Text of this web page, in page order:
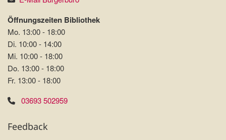
Öffnungszeiten Bibliothek
Mo. 13:00 - 18:00
Di. 10:00 - 14:00
Mi. 10:00 - 18:00
Do. 13:00 - 18:00
Fr. 13:00 - 18:00
03693 502959
Feedback